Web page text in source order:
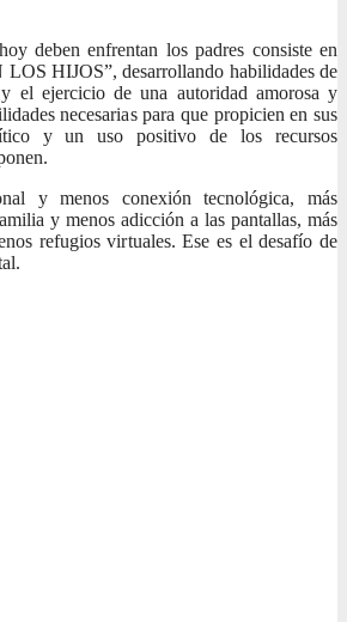
deben enfrentan los padres consiste en
HIJOS”, desarrollando habilidades de
el ejercicio de una autoridad amorosa y
necesarias para que propicien en sus
y un uso positivo de los recursos
y menos conexión tecnológica, más
y menos adicción a las pantallas, más
refugios virtuales. Ese es el desafío de